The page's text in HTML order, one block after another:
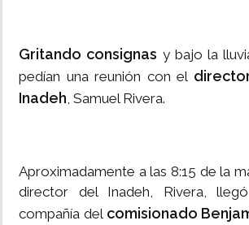
Gritando consignas y bajo la
pedían una reunión con el
Inadeh, Samuel Rivera.
Aproximadamente a las 8:15 de la
director del Inadeh, Rivera,
compañía del comisionado